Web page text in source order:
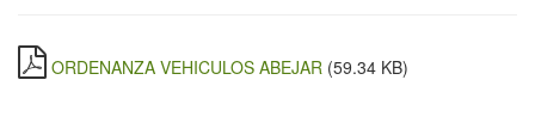
ORDENANZA VEHICULOS ABEJAR (59.34 KB)